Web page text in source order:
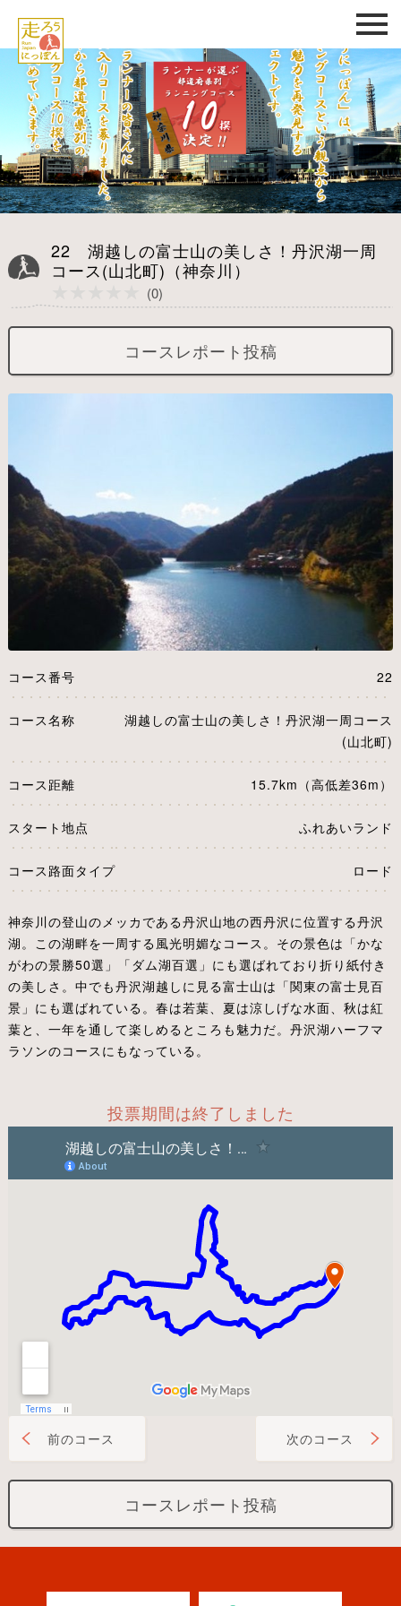
22 湖越しの富士山の美しさ！丹沢湖一周
コース(山北町)（神奈川）
(0)
コースレポート投稿
コース番号 22
コース名称
湖越しの富士山の美しさ！丹沢湖一周コース
(山北町)
コース距離 15.7km（高低差36m）
スタート地点 ふれあいランド
コース路面タイプ ロード
神奈川の登山のメッカである丹沢山地の西丹沢に位置する丹沢
湖。この湖畔を一周する風光明媚なコース。その景色は「かな
がわの景勝50選」「ダム湖百選」にも選ばれており折り紙付き
の美しさ。中でも丹沢湖越しに見る富士山は「関東の富士見百
景」にも選ばれている。春は若葉、夏は涼しげな水面、秋は紅
葉と、一年を通して楽しめるところも魅力だ。丹沢湖ハーフマ
ラソンのコースにもなっている。
投票期間は終了しました
次のコース
前のコース
コースレポート投稿